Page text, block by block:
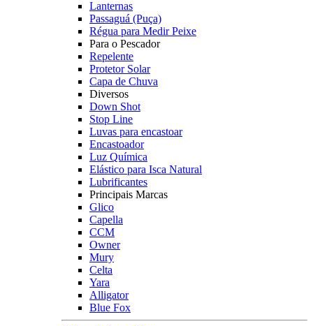
Lanternas
Passaguá (Puça)
Régua para Medir Peixe
Para o Pescador
Repelente
Protetor Solar
Capa de Chuva
Diversos
Down Shot
Stop Line
Luvas para encastoar
Encastoador
Luz Química
Elástico para Isca Natural
Lubrificantes
Principais Marcas
Glico
Capella
CCM
Owner
Mury
Celta
Yara
Alligator
Blue Fox